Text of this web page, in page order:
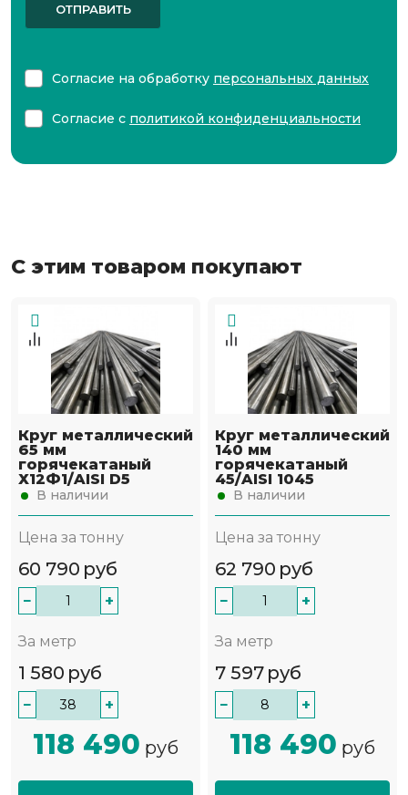
ОТПРАВИТЬ
Согласие на обработку персональных данных
Согласие с политикой конфиденциальности
С этим товаром покупают
Круг металлический
65 мм
горячекатаный
Х12Ф1/AISI D5
В наличии
Цена за тонну
60 790 руб
− +
За метр
1 580 руб
− +
118 490 руб
Круг металлический
140 мм
горячекатаный
45/AISI 1045
В наличии
Цена за тонну
62 790 руб
− +
За метр
7 597 руб
− +
118 490 руб